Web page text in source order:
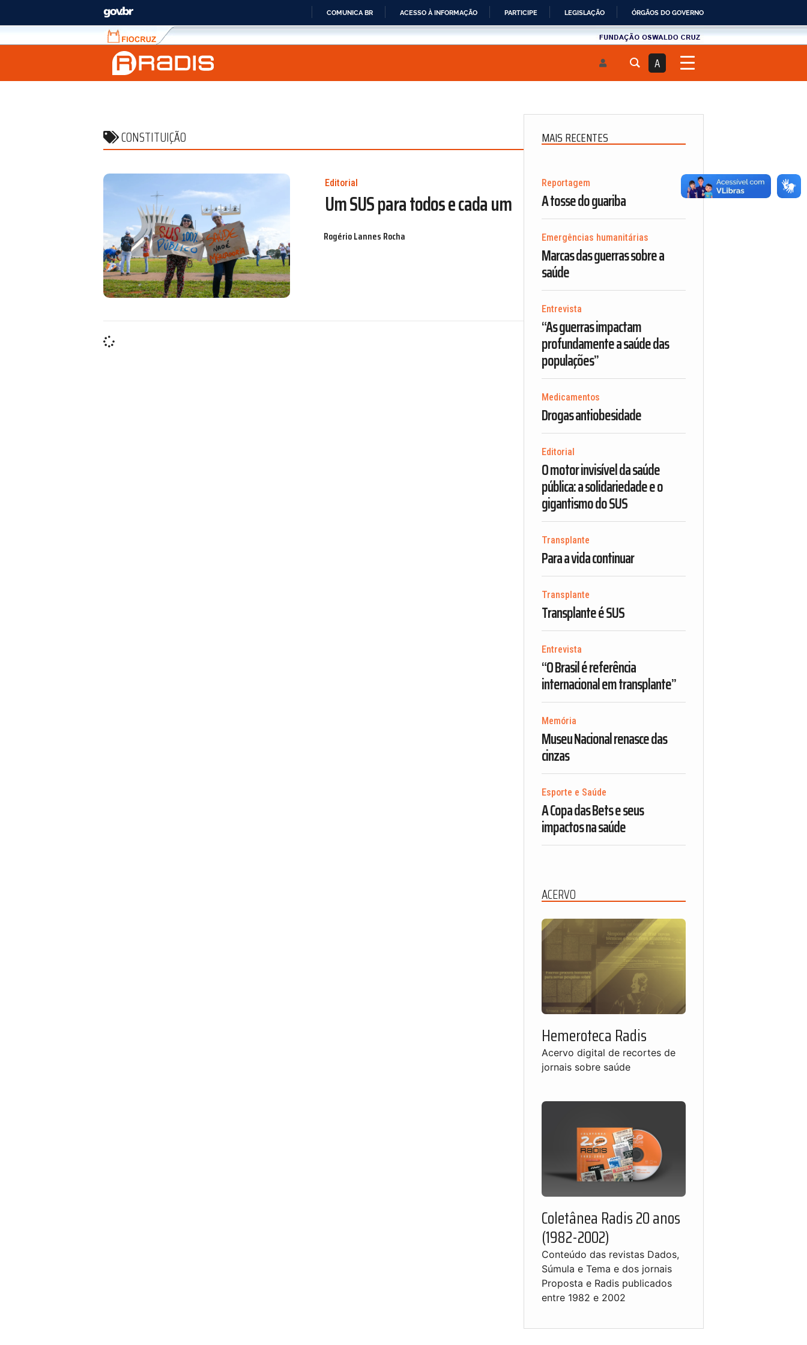
IR
COMUNICA BR ACESSO À INFORMAÇÃO PARTICIPE LEGISLAÇÃO ÓRGÃOS DO GOVERNO
Fiocruz
Fale
com
a
Fundau00e7u00e3o
A
CONSTITUIÇÃO
Editorial
Um SUS para todos e cada um
Rogério Lannes Rocha
MAIS RECENTES
Reportagem
A tosse do guariba
Emergências humanitárias
Marcas das guerras sobre a
saúde
Entrevista
“As guerras impactam
profundamente a saúde das
populações”
Medicamentos
Drogas antiobesidade
Editorial
O motor invisível da saúde
pública: a solidariedade e o
gigantismo do SUS
Transplante
Para a vida continuar
Transplante
Transplante é SUS
Entrevista
“O Brasil é referência
internacional em transplante”
Memória
Museu Nacional renasce das
cinzas
Esporte e Saúde
A Copa das Bets e seus
impactos na saúde
ACERVO
Hemeroteca Radis
Acervo digital de recortes de
jornais sobre saúde
Coletânea Radis 20 anos
(1982-2002)
Conteúdo das revistas Dados,
Súmula e Tema e dos jornais
Proposta e Radis publicados
entre 1982 e 2002